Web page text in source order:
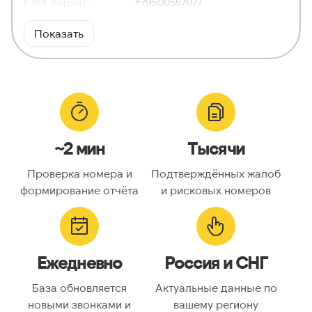
RFC3966
формат:
Тип номера:
Оператор связи:
Национальный
9500557077
Код страны:
ГЕОЛОКАЦИЯ
Географическое
описание:
Часовые пояса:
Asia/Almaty, Asia/Anadyr,
Asia/Aqtobe, Asia/Irkutsk,
Показать
~2 мин
Проверка номера и
формирование отчёта
Тысячи
Подтверждённых жалоб
и рисковых номеров
Ежедневно
База обновляется
новыми звонками и
Россия и СНГ
Актуальные данные по
вашему региону